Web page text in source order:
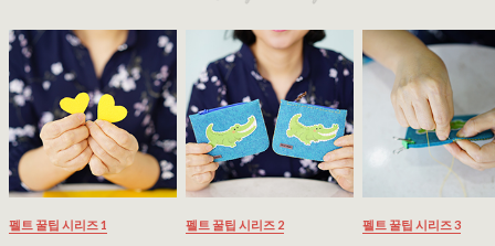
펠트 꿀팁 시리즈 1 펠트 꿀팁 시리즈 2 펠트 꿀팁 시리즈 3